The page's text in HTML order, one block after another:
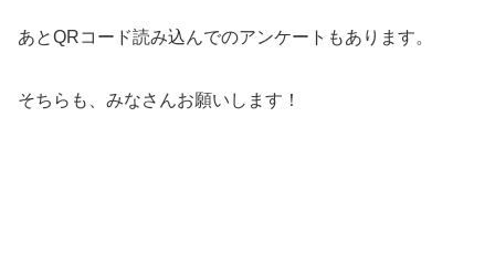
あとQRコード読み込んでのアンケートもあります。
そちらも、みなさんお願いします！